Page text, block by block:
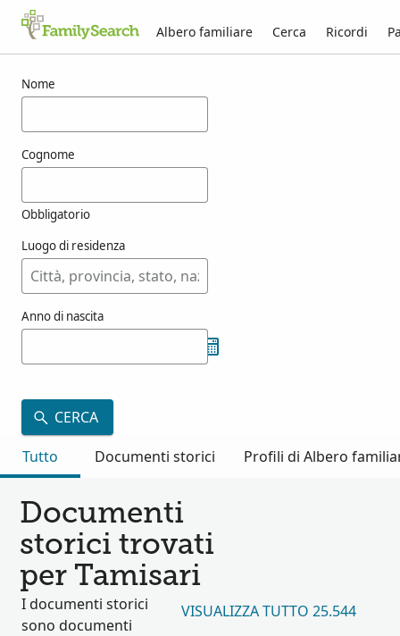
Albero familiare Cerca Ricordi
Nome
Cognome
Obbligatorio
Luogo di residenza
Anno di nascita
CERCA
Tutto
Documenti storici Profili di Albero
Documenti
storici trovati
per Tamisari
I documenti storici
sono documenti
VISUALIZZA TUTTO 25.544